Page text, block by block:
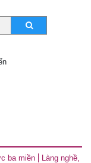
ba miền
Làng nghề,